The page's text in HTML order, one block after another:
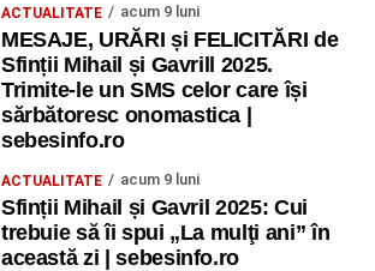
ACTUALITATE acum 9 luni
MESAJE, URĂRI și FELICITĂRI de
Sfinții Mihail și Gavrill 2025.
Trimite-le un SMS celor care își
sărbătoresc onomastica |
sebesinfo.ro
ACTUALITATE acum 9 luni
Sfinții Mihail și Gavril 2025: Cui
trebuie să îi spui „La mulţi ani” în
această zi | sebesinfo.ro